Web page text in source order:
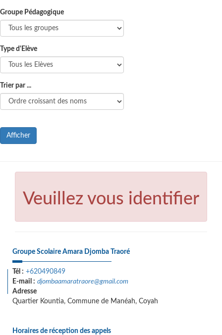
Groupe Pédagogique
Type d'Elève
Trier par ...
Afficher
Veuillez vous identifier
Groupe Scolaire Amara Djomba Traoré
Tél : +620490849
E-mail : djombaamaratraore@gmail.com
Adresse
Quartier Kountia, Commune de Manéah, Coyah
Horaires de réception des appels